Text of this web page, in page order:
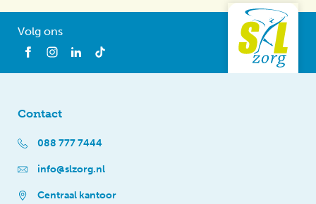
Volg ons
Contact
088 777 7444
info@slzorg.nl
Centraal kantoor